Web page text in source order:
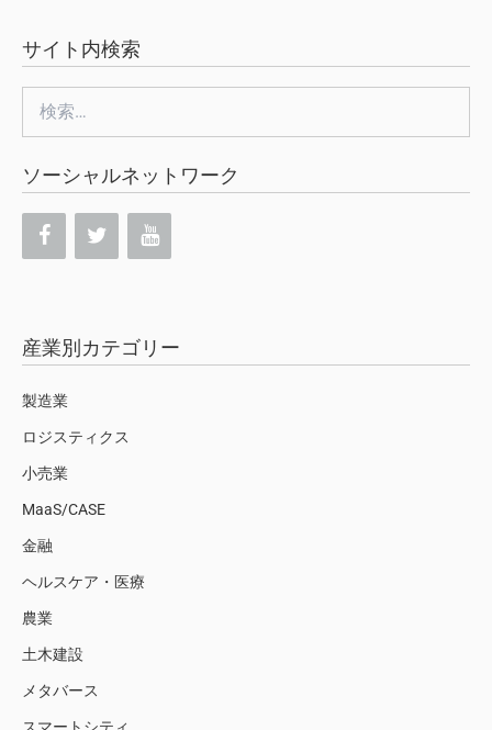
サイト内検索
索:
ソーシャルネットワーク
産業別カテゴリー
製造業
ロジスティクス
小売業
MaaS/CASE
金融
ヘルスケア・医療
農業
土木建設
メタバース